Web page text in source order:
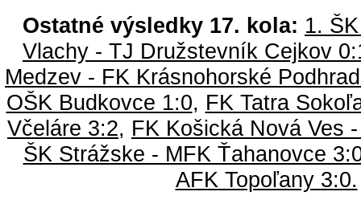
Ostatné výsledky 17. kola: 1.
Vlachy - TJ Družstevník Cejkov
Medzev - FK Krásnohorské
OŠK Budkovce 1:0, FK Tatra
Včeláre 3:2, FK Košická Nová Ves
ŠK Strážske - MFK Ťahanovce
AFK Topoľany 3:0.